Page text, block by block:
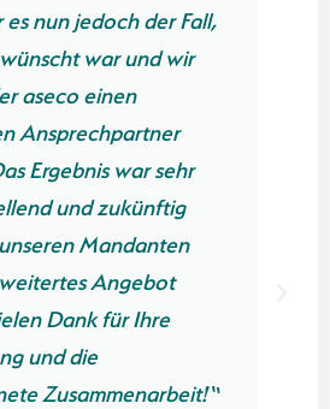
Herrn Weise. Wir können
Hausverwaltungen nur
sich mit der aseco GmbH in
Verbindung zu setzen.“